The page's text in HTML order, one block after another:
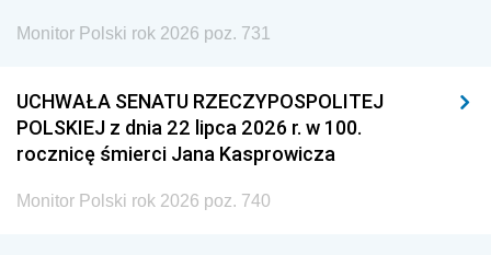
Monitor Polski rok 2026 poz. 731
UCHWAŁA SENATU RZECZYPOSPOLITEJ
POLSKIEJ z dnia 22 lipca 2026 r. w 100.
rocznicę śmierci Jana Kasprowicza
Monitor Polski rok 2026 poz. 740